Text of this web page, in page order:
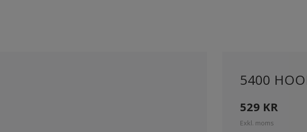
5400
529 KR
Exkl. moms